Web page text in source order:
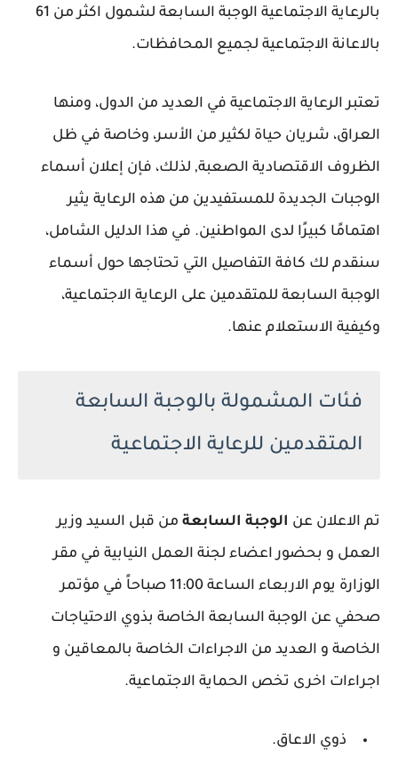
بالرعاية الاجتماعية الوجبة السابعة لشمول اكثر من 61
بالاعانة الاجتماعية لجميع المحافظات.
تعتبر الرعاية الاجتماعية في العديد من الدول، ومنها
العراق، شريان حياة لكثير من الأسر، وخاصة في ظل
الظروف الاقتصادية الصعبة, لذلك، فإن إعلان أسماء
الوجبات الجديدة للمستفيدين من هذه الرعاية يثير
اهتمامًا كبيرًا لدى المواطنين. في هذا الدليل الشامل،
سنقدم لك كافة التفاصيل التي تحتاجها حول أسماء
الوجبة السابعة للمتقدمين على الرعاية الاجتماعية،
وكيفية الاستعلام عنها.
فئات المشمولة بالوجبة السابعة
المتقدمين للرعاية الاجتماعية
تم الاعلان عن الوجبة السابعة من قبل السيد وزير
العمل و بحضور اعضاء لجنة العمل النيابية في مقر
الوزارة يوم الاربعاء الساعة 11:00 صباحاً في مؤتمر
صحفي عن الوجبة السابعة الخاصة بذوي الاحتياجات
الخاصة و العديد من الاجراءات الخاصة بالمعاقين و
اجراءات اخرى تخص الحماية الاجتماعية.
ذوي الاعاق.